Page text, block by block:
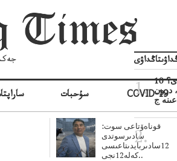
سۇحبات COVID-19
قوناەۆتاعى سوت:
سادىرسوتدى
12سادىربايدىتاعىسى
كەلە12نجى..
10 كۇندە نە وزنەردىوزگەردى؟
درون